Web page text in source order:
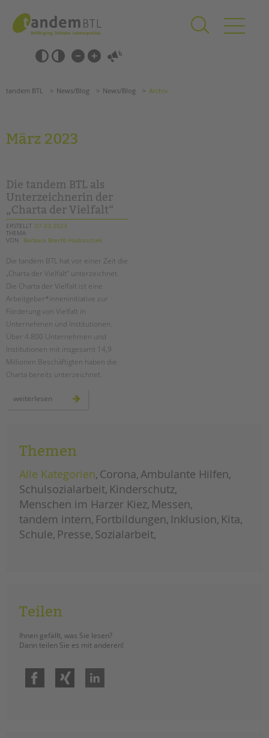
springen
Barrierefrei-
Einstellungen
überspringen
überspringen
Förderzentren
Kollegs
EFöB
Schulbezogene Sozialarbeit
Tagesgruppen
HILFEN ZUR ERZIEHUNG
EINGLIEDERUNGSHILFE
BETREUTES WOHNEN
TANDEM BTL AKADEMIE
Zertfikatskurse
Seminarkalender
Seminarräume
PROFIL | LEITBILD
Kinder- und Jugendschutz
Unsere Videos
Gesellschafter VdK
schoolcoach BTL
tandem international
NEWS/BLOG
unkuerzbar
PRESSE
Suchen
tandem BTL News/Blog News/Blog Archiv
März 2023
Die tandem BTL als
Unterzeichnerin der
„Charta der Vielfalt“
ERSTELLT 07.03.2023
THEMA
VON
Barbara Brecht-Hadraschek
Die tandem BTL hat vor einer Zeit die
„Charta der Vielfalt“ unterzeichnet.
Die Charta der Vielfalt ist eine
Arbeitgeber*inneninitiative zur
Förderung von Vielfalt in
Unternehmen und Institutionen.
Über 4.800 Unternehmen und
Institutionen mit insgesamt 14,9
Millionen Beschäftigten haben die
Charta bereits unterzeichnet.
weiterlesen
tandem
der
vielfalt“
Themen
Alle Kategorien Corona Ambulante Hilfen
Schulsozialarbeit Kinderschutz
Menschen im Harzer Kiez Messen
tandem intern Fortbildungen Inklusion Kita
Schule Presse Sozialarbeit
Teilen
Ihnen gefällt, was Sie lesen?
Dann teilen Sie es mit anderen!
Facebook